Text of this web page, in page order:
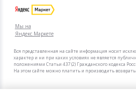
Мы на
Яндекс.Маркете
Вся представленная на сайте информация носит
характер и ни при каких условиях не является
положениями Статьи 437 (2) Гражданского кодекса
На этом сайте можно платить и производить